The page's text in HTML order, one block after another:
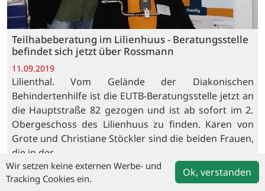
Teilhabeberatung im Lilienhuus - Beratungsstelle
befindet sich jetzt über Rossmann
11.09.2019
Lilienthal. Vom Gelände der Diakonischen
Behindertenhilfe ist die EUTB-Beratungsstelle jetzt an
die Hauptstraße 82 gezogen und ist ab sofort im 2.
Obergeschoss des Lilienhuus zu finden. Karen von
Grote und Christiane Stöckler sind die beiden Frauen,
die in der…
Schwerpunktthema Bildung - Vielfältiges
Wir setzen keine externen Werbe- und
Tracking Cookies ein.
Ok, verstanden